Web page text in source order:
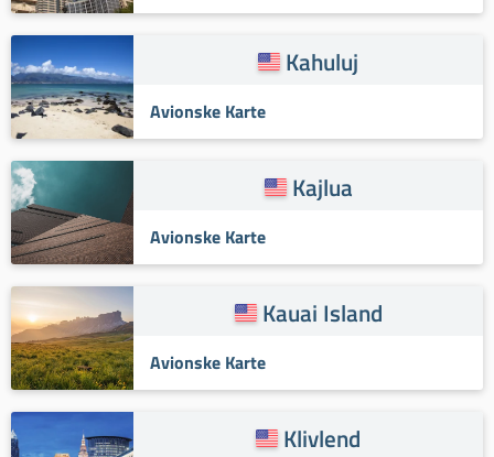
Kahuluj
Avionske Karte
Kajlua
Avionske Karte
Kauai Island
Avionske Karte
Klivlend